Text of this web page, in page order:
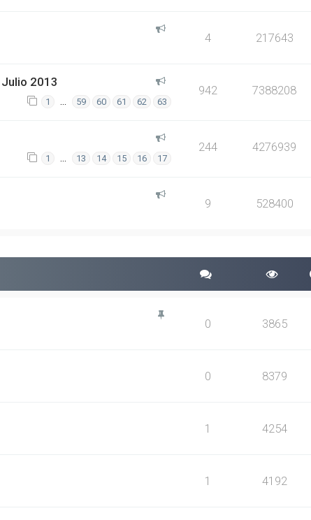
4 217643
2013
1 … 59 60 61 62 63
942 7388208
1 … 13 14 15 16 17
244 4276939
9 528400
0 3865
0 8379
1 4254
1 4192